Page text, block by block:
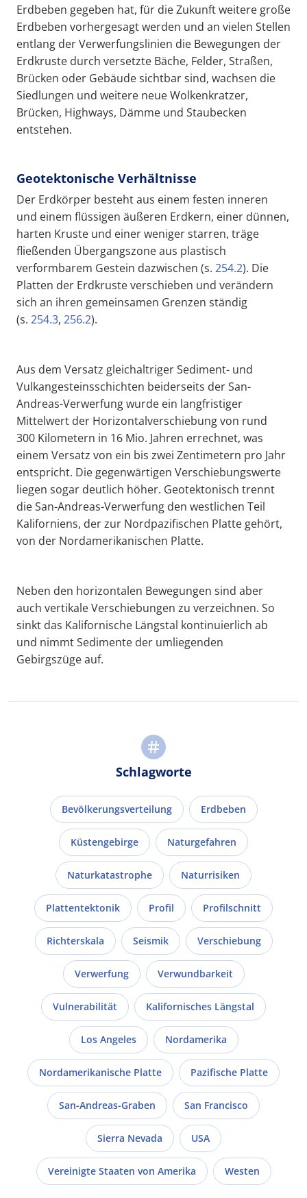
Erdbeben gegeben hat, für die Zukunft weitere große
Erdbeben vorhergesagt werden und an vielen Stellen
entlang der Verwerfungslinien die Bewegungen der
Erdkruste durch versetzte Bäche, Felder, Straßen,
Brücken oder Gebäude sichtbar sind, wachsen die
Siedlungen und weitere neue Wolkenkratzer,
Brücken, Highways, Dämme und Staubecken
entstehen.
Geotektonische Verhältnisse
Der Erdkörper besteht aus einem festen inneren
und einem flüssigen äußeren Erdkern, einer dünnen,
harten Kruste und einer weniger starren, träge
fließenden Übergangszone aus plastisch
verformbarem Gestein dazwischen (s. 254.2). Die
Platten der Erdkruste verschieben und verändern
sich an ihren gemeinsamen Grenzen ständig
(s. 254.3, 256.2).
Aus dem Versatz gleichaltriger Sediment- und
Vulkangesteinsschichten beiderseits der San-
Andreas-Verwerfung wurde ein langfristiger
Mittelwert der Horizontalverschiebung von rund
300 Kilometern in 16 Mio. Jahren errechnet, was
einem Versatz von ein bis zwei Zentimetern pro Jahr
entspricht. Die gegenwärtigen Verschiebungswerte
liegen sogar deutlich höher. Geotektonisch trennt
die San-Andreas-Verwerfung den westlichen Teil
Kaliforniens, der zur Nordpazifischen Platte gehört,
von der Nordamerikanischen Platte.
Neben den horizontalen Bewegungen sind aber
auch vertikale Verschiebungen zu verzeichnen. So
sinkt das Kalifornische Längstal kontinuierlich ab
und nimmt Sedimente der umliegenden
Gebirgszüge auf.
Schlagworte
Bevölkerungsverteilung Erdbeben
Küstengebirge Naturgefahren
Naturkatastrophe Naturrisiken
Plattentektonik Profil Profilschnitt
Richterskala Seismik Verschiebung
Verwerfung Verwundbarkeit
Vulnerabilität Kalifornisches Längstal
Los Angeles Nordamerika
Nordamerikanische Platte Pazifische Platte
San-Andreas-Graben San Francisco
Sierra Nevada USA
Vereinigte Staaten von Amerika Westen